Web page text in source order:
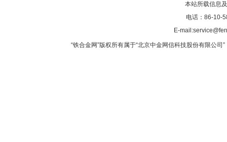
本站所载信息
电话：86-10-
E-
“铁合金网”版权所有属于“北京中金网信科技股份有限公司